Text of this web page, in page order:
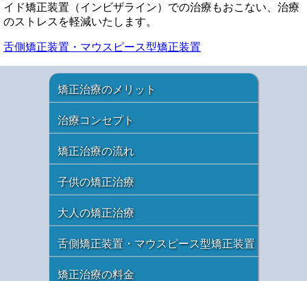
イド矯正装置（インビザライン）での治療もおこない、治療
のストレスを軽減いたします。
舌側矯正装置・マウスピース型矯正装置
矯正治療のメリット
治療コンセプト
矯正治療の流れ
子供の矯正治療
大人の矯正治療
舌側矯正装置・マウスピース型矯正装置
矯正治療の料金